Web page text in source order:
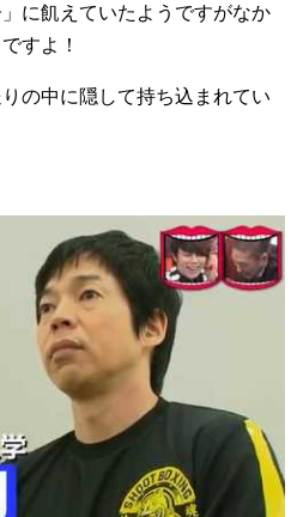
に飢えていたようですがなか
すよ！
の中に隠して持ち込まれてい